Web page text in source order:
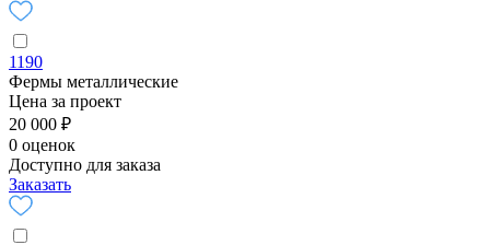
1190
Фермы металлические
Цена за проект
20 000 ₽
0 оценок
Доступно для заказа
Заказать